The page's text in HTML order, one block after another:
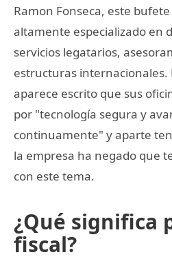
Ramon Fonseca, este
altamente especializado en
servicios legatarios,
estructuras internacionales.
aparece escrito que sus
por "tecnología segura y
continuamente" y aparte
la empresa ha negado que
con este tema.
¿Qué significa
fiscal?